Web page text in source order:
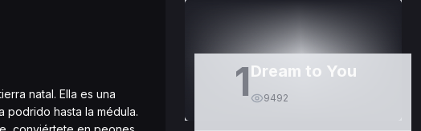
natal. Ella es una
podrido hasta la médula.
1Dream to You
9492